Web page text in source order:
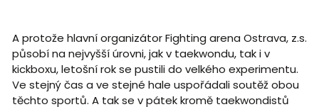
A protože hlavní organizátor Fighting arena Ostrava, z.s.
působí na nejvyšší úrovni, jak v taekwondu, tak i v
kickboxu, letošní rok se pustili do velkého experimentu.
Ve stejný čas a ve stejné hale uspořádali soutěž obou
těchto sportů. A tak se v pátek kromě taekwondistů